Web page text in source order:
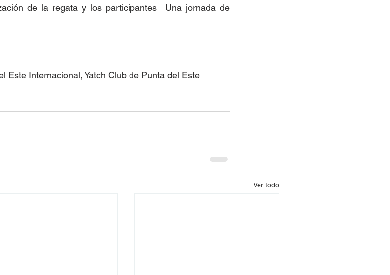
de la regata y los participantes  Una jornada de
Este Internacional, Yatch Club de Punta del Este
Ver todo